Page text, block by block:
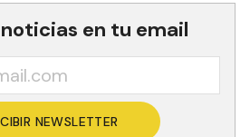
en tu email
NEWSLETTER